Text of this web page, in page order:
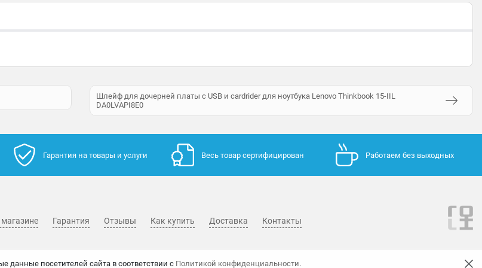
Шлейф для дочерней платы с USB и cardrider для ноутбука Lenovo Thinkbook 15-IIL
DA0LVAPI8E0
посетителей сайта в соответствии с Политикой конфиденциальности.
Гарантия на товары и услуги Весь товар сертифицирован Работаем без выходных
Гарантия Отзывы Как купить Доставка Контакты